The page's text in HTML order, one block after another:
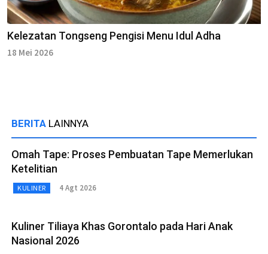
Kelezatan Tongseng Pengisi Menu Idul Adha
18 Mei 2026
BERITA LAINNYA
Omah Tape: Proses Pembuatan Tape Memerlukan
Ketelitian
KULINER 4 Agt 2026
Kuliner Tiliaya Khas Gorontalo pada Hari Anak
Nasional 2026